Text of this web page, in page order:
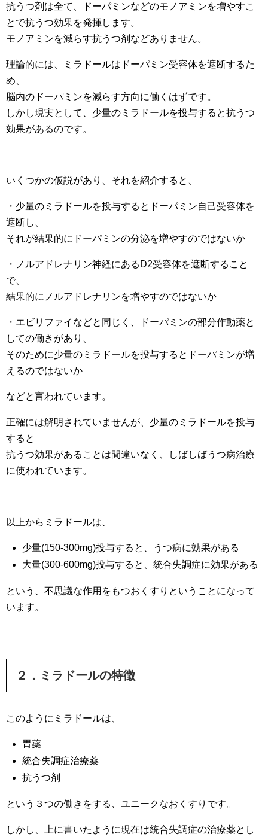
抗うつ剤は全て、ドーパミンなどのモノアミンを増やすこ
とで抗うつ効果を発揮します。
モノアミンを減らす抗うつ剤などありません。
理論的には、ミラドールはドーパミン受容体を遮断するた
め、
脳内のドーパミンを減らす方向に働くはずです。
しかし現実として、少量のミラドールを投与すると抗うつ
効果があるのです。
いくつかの仮説があり、それを紹介すると、
・少量のミラドールを投与するとドーパミン自己受容体を
遮断し、
それが結果的にドーパミンの分泌を増やすのではないか
・ノルアドレナリン神経にあるD2受容体を遮断すること
で、
結果的にノルアドレナリンを増やすのではないか
・エビリファイなどと同じく、ドーパミンの部分作動薬と
しての働きがあり、
そのために少量のミラドールを投与するとドーパミンが増
えるのではないか
などと言われています。
正確には解明されていませんが、少量のミラドールを投与
すると
抗うつ効果があることは間違いなく、しばしばうつ病治療
に使われています。
以上からミラドールは、
少量(150-300mg)投与すると、うつ病に効果がある
大量(300-600mg)投与すると、統合失調症に効果がある
という、不思議な作用をもつおくすりということになって
います。
２．ミラドールの特徴
このようにミラドールは、
胃薬
統合失調症治療薬
抗うつ剤
という３つの働きをする、ユニークなおくすりです。
しかし、上に書いたように現在は統合失調症の治療薬とし